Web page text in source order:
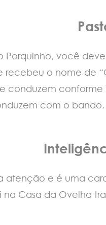
Porquinho, você
recebeu o nome de
conduzem
com o bando.
e é uma
Casa da Ovelha